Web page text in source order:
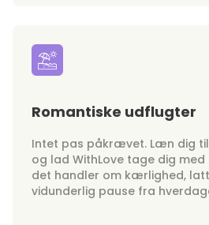
Romantiske udflugter
Intet pas påkrævet. Læn dig
og lad WithLove tage dig med
det handler om kærlighed,
vidunderlig pause fra